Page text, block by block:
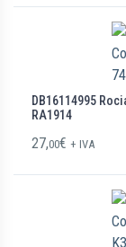
DB16114995
RA1914
27,00€ + IVA